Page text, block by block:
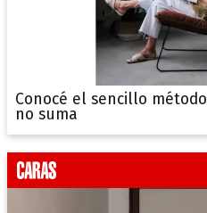
Conocé el sencillo
no suma